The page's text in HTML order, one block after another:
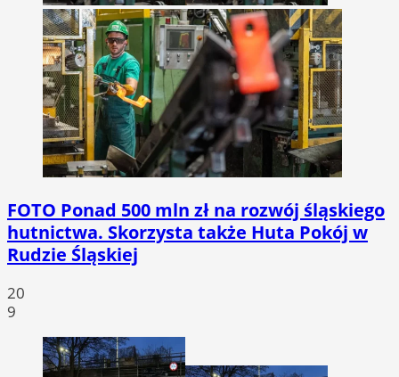
FOTO Ponad 500 mln zł na rozwój śląskiego
hutnictwa. Skorzysta także Huta Pokój w
Rudzie Śląskiej
20
9